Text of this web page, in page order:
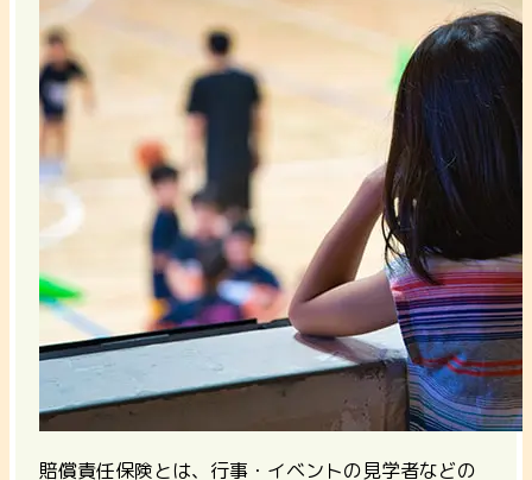
賠償責任保険とは、行事・イベントの見学者などの